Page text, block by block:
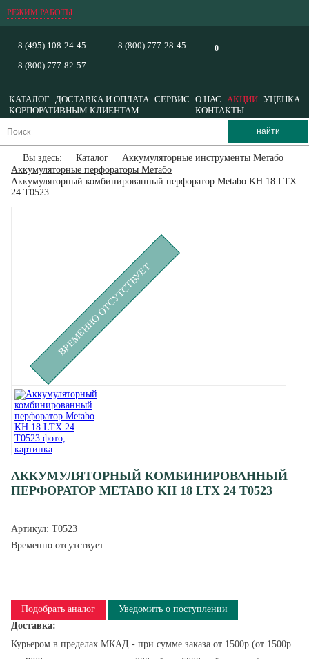
РЕЖИМ РАБОТЫ
0
8 (495) 108-24-45
8 (800) 777-82-57
8 (800) 777-28-45
КАТАЛОГ ДОСТАВКА И ОПЛАТА СЕРВИС О НАС АКЦИИ УЦЕНКА
КОРПОРАТИВНЫМ КЛИЕНТАМ
КОНТАКТЫ
Вы здесь: Каталог
Аккумуляторные инструменты Метабо
Аккумуляторные перфораторы Метабо
Аккумуляторный комбинированный перфоратор Metabo KH 18 LTX
24 T0523
ВРЕМЕННО ОТСУТСТВУЕТ
АККУМУЛЯТОРНЫЙ КОМБИНИРОВАННЫЙ
ПЕРФОРАТОР METABO KH 18 LTX 24 T0523
Артикул: T0523
Временно отсутствует
Подобрать аналог
Уведомить о поступлении
Доставка:
Курьером в пределах МКАД - при сумме заказа от 1500р (от 1500р